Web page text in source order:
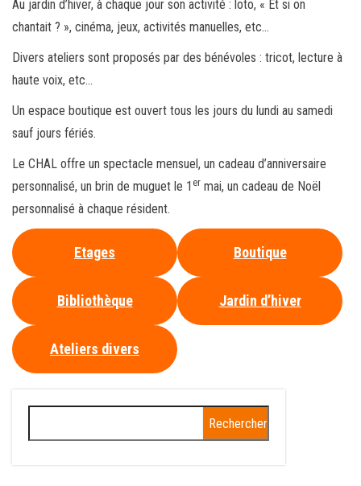
Au jardin d’hiver, à chaque jour son activité : loto, « Et si on
chantait ? », cinéma, jeux, activités manuelles, etc…
Divers ateliers sont proposés par des bénévoles : tricot, lecture à
haute voix, etc…
Un espace boutique est ouvert tous les jours du lundi au samedi
sauf jours fériés.
Le CHAL offre un spectacle mensuel, un cadeau d’anniversaire
personnalisé, un brin de muguet le 1 er mai, un cadeau de Noël
personnalisé à chaque résident.
Etages Boutique
Bibliothèque Jardin d’hiver
Ateliers divers